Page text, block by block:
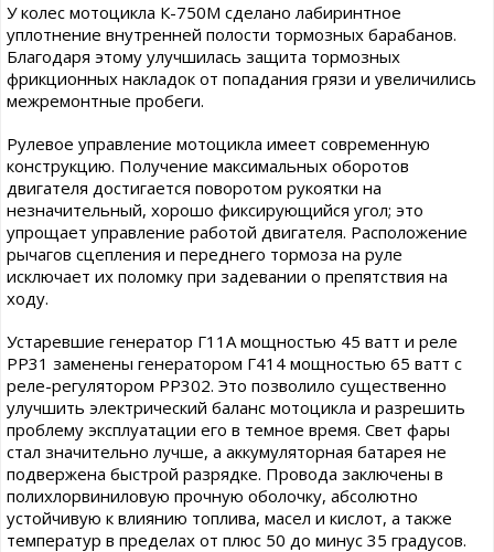
У колес мотоцикла К-750М сделано лабиринтное
уплотнение внутренней полости тормозных барабанов.
Благодаря этому улучшилась защита тормозных
фрикционных накладок от попадания грязи и увеличились
межремонтные пробеги.
Рулевое управление мотоцикла имеет современную
конструкцию. Получение максимальных оборотов
двигателя достигается поворотом рукоятки на
незначительный, хорошо фиксирующийся угол; это
упрощает управление работой двигателя. Расположение
рычагов сцепления и переднего тормоза на руле
исключает их поломку при задевании о препятствия на
ходу.
Устаревшие генератор Г11А мощностью 45 ватт и реле
РР31 заменены генератором Г414 мощностью 65 ватт с
реле-регулятором РР302. Это позволило существенно
улучшить электрический баланс мотоцикла и разрешить
проблему эксплуатации его в темное время. Свет фары
стал значительно лучше, а аккумуляторная батарея не
подвержена быстрой разрядке. Провода заключены в
полихлорвиниловую прочную оболочку, абсолютно
устойчивую к влиянию топлива, масел и кислот, а также
температур в пределах от плюс 50 до минус 35 градусов.